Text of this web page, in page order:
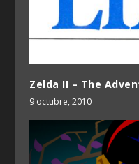
Zelda II – The
9 octubre, 2010